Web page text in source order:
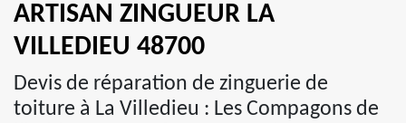
ARTISAN ZINGUEUR LA
VILLEDIEU 48700
Devis de réparation de zinguerie de
toiture à La Villedieu : Les Compagons de